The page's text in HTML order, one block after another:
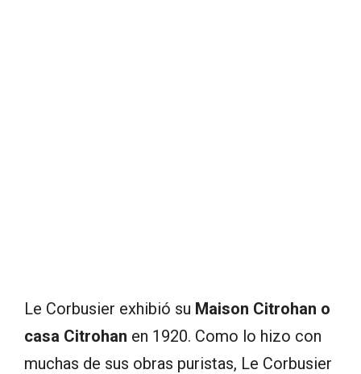
Le Corbusier exhibió su Maison Citrohan o
casa Citrohan en 1920. Como lo hizo con
muchas de sus obras puristas, Le Corbusier